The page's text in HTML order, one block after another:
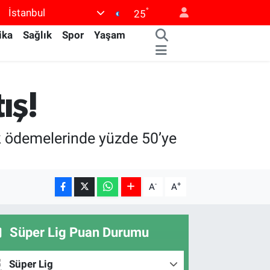
İstanbul 25°
Sağlık Spor
Yaşam
ödemelerinde yüzde 50’ye
A- A+
Süper Lig Puan Durumu
Süper Lig